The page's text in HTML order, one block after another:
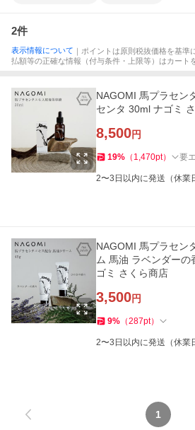
2件
表示情報について ｜ポイントは原則税抜価格を基
払額等の正確な情報（付与条件・上限等）はカート
NAGOMI 馬プラセン
センタ 30ml ナゴミ
8,500円
19% （ 1,470pt） 要
2〜3日以内に発送（休業
NAGOMI 馬プラセン
ム 馬油 ラベンダー
ゴミ さくら商店
3,500円
9% （287pt）
2〜3日以内に発送（休業
1